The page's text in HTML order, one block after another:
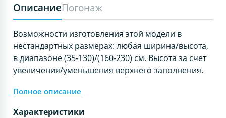
ОписаниеПогонаж
Возможности изготовления этой модели в
нестандартных размерах: любая ширина/высота,
в диапазоне (35-130)/(160-230) см. Высота за счет
увеличения/уменьшения верхнего заполнения.
Полное описание
Характеристики